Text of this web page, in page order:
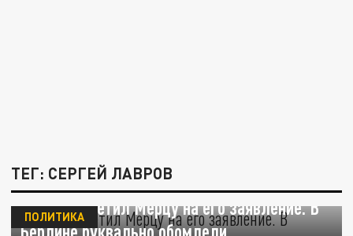
ТЕГ: СЕРГЕЙ ЛАВРОВ
Лавров ответил Мерцу на его заявление. В
Берлине буквально обомлели
ПОЛИТИКА